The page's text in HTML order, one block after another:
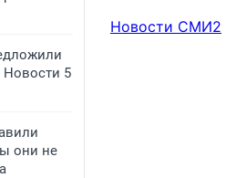
Новости 5
они не
Новости СМИ2